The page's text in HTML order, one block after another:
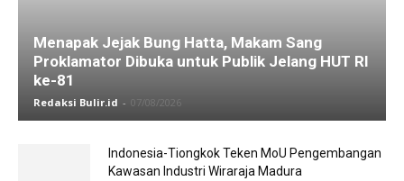
Menapak Jejak Bung Hatta, Makam Sang
Proklamator Dibuka untuk Publik Jelang HUT RI
ke-81
Redaksi Bulir.id - 07/08/2026
Indonesia-Tiongkok Teken MoU Pengembangan
Kawasan Industri Wiraraja Madura